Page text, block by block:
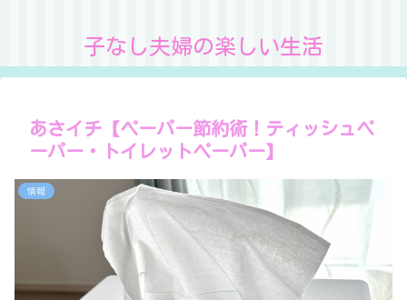
子なし夫婦の楽しい生活
あさイチ【ペーパー節約術！ティッシュペ
ーパー・トイレットペーパー】
情報